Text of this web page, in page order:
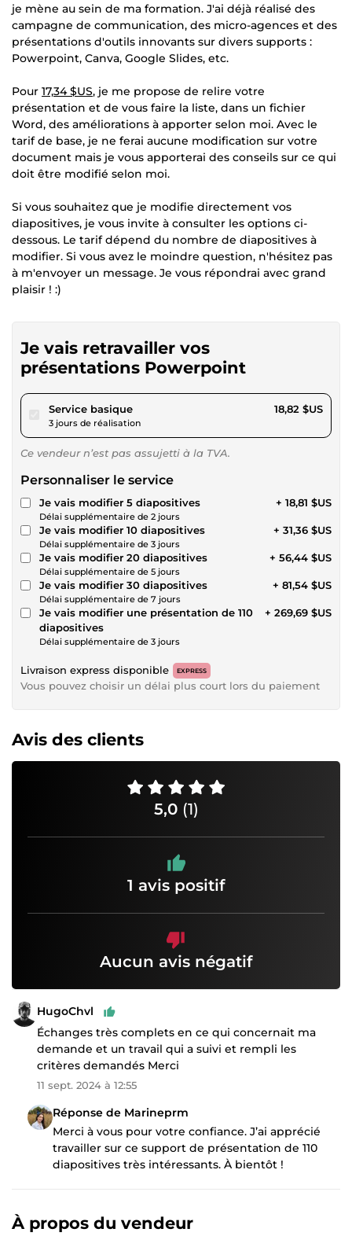
je mène au sein de ma formation. J'ai déjà réalisé des
campagne de communication, des micro-agences et des
présentations d'outils innovants sur divers supports :
Powerpoint, Canva, Google Slides, etc.
Pour 17,34 $US, je me propose de relire votre
présentation et de vous faire la liste, dans un fichier
Word, des améliorations à apporter selon moi. Avec le
tarif de base, je ne ferai aucune modification sur votre
document mais je vous apporterai des conseils sur ce qui
doit être modifié selon moi.
Si vous souhaitez que je modifie directement vos
diapositives, je vous invite à consulter les options ci-
dessous. Le tarif dépend du nombre de diapositives à
modifier. Si vous avez le moindre question, n'hésitez pas
à m'envoyer un message. Je vous répondrai avec grand
plaisir ! :)
Je vais retravailler vos
présentations Powerpoint
Service basiquepour 17,34 $US
3 jours de réalisation
18,82 $US
Ce vendeur n’est pas assujetti à la TVA.
Personnaliser le service
Je vais modifier 5 diapositives
Délai supplémentaire de 2 jours
+ 18,81 $US
Je vais modifier 10 diapositives
Délai supplémentaire de 3 jours
+ 31,36 $US
Je vais modifier 20 diapositives
Délai supplémentaire de 5 jours
+ 56,44 $US
Je vais modifier 30 diapositives
Délai supplémentaire de 7 jours
+ 81,54 $US
Je vais modifier une présentation de 110
diapositives
Délai supplémentaire de 3 jours
+ 269,69 $US
Livraison express disponible EXPRESS
Vous pouvez choisir un délai plus court lors du paiement
Avis des clients
5,0 (1)
1 avis positif
Aucun avis négatif
HugoChvl
Échanges très complets en ce qui concernait ma
demande et un travail qui a suivi et rempli les
critères demandés Merci
11 sept. 2024 à 12:55
Réponse de Marineprm
Merci à vous pour votre confiance. J’ai apprécié
travailler sur ce support de présentation de 110
diapositives très intéressants. À bientôt !
À propos du vendeur